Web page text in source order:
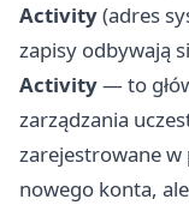
Activity(adres
zapisy odbywają
Activity— to
zarządzania
zarejestrowane
nowego konta,